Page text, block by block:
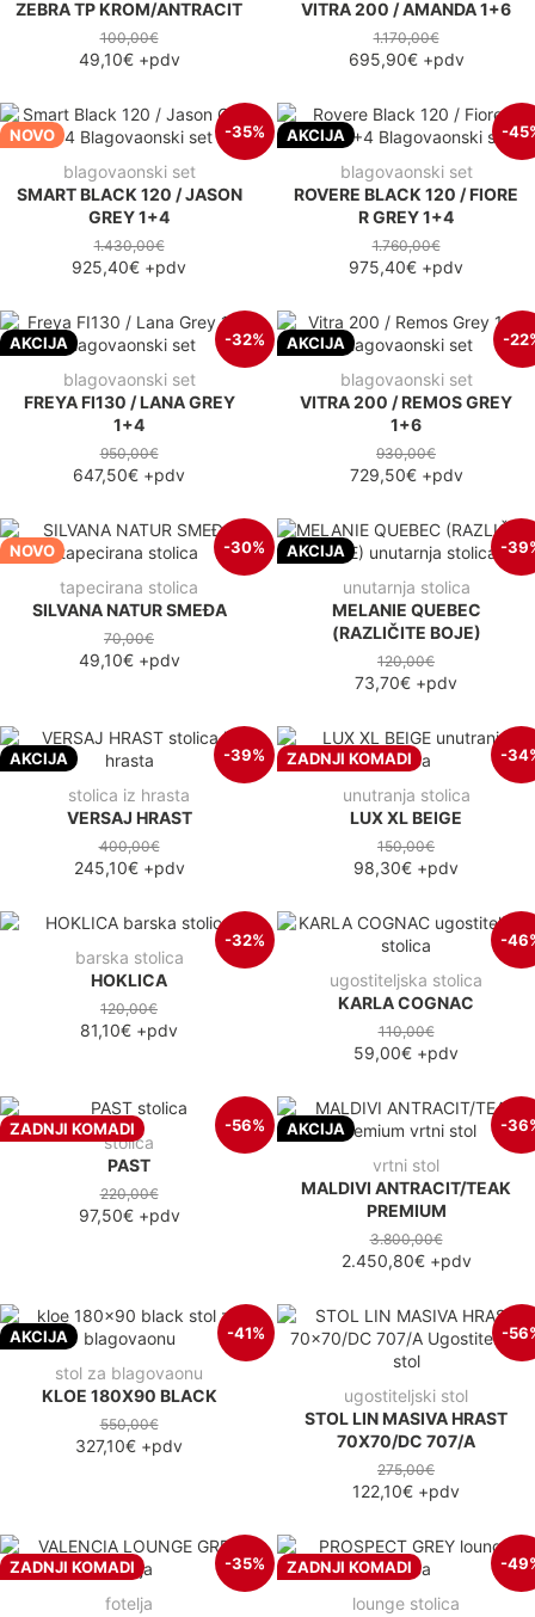
ZEBRA TP KROM/ANTRACIT
100,00€
49,10€+pdv
VITRA 200 / AMANDA 1+6
1.170,00€
695,90€+pdv
NOVO -35%
blagovaonski set
SMART BLACK 120 / JASON
GREY 1+4
1.430,00€
925,40€ +pdv
AKCIJA -
blagovaonski set
ROVERE BLACK 120 / FIORE
R GREY 1+4
1.760,00€
975,40€ +pdv
AKCIJA -32%
blagovaonski set
FREYA FI130 / LANA GREY
1+4
950,00€
647,50€ +pdv
AKCIJA -
blagovaonski set
VITRA 200 / REMOS GREY
1+6
930,00€
729,50€+pdv
NOVO -30%
tapecirana stolica
SILVANA NATUR SMEĐA
70,00€
49,10€+pdv
AKCIJA -
unutarnja stolica
MELANIE QUEBEC
(RAZLIČITE BOJE)
120,00€
73,70€ +pdv
AKCIJA -39%
stolica iz hrasta
VERSAJ HRAST
400,00€
245,10€+pdv
ZADNJI KOMADI -
unutranja stolica
LUX XL BEIGE
150,00€
98,30€ +pdv
-32%
barska stolica
HOKLICA
120,00€
81,10€ +pdv
-
ugostiteljska stolica
KARLA COGNAC
110,00€
59,00€ +pdv
ZADNJI KOMADI -56%
stolica
PAST
220,00€
97,50€+pdv
AKCIJA -
vrtni stol
MALDIVI ANTRACIT/TEAK
PREMIUM
3.800,00€
2.450,80€+pdv
AKCIJA -41%
stol za blagovaonu
KLOE 180X90 BLACK
550,00€
327,10€ +pdv
-
ugostiteljski stol
STOL LIN MASIVA HRAST
70X70/DC 707/A
275,00€
122,10€ +pdv
ZADNJI KOMADI -35%
fotelja
ZADNJI KOMADI -
lounge stolica